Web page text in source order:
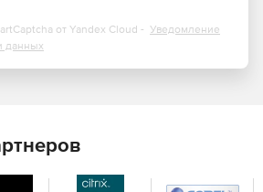
в рамках процессов
от Yandex Cloud - Уведомление
данных